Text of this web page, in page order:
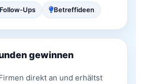
Follow-Ups Betreffideen
gewinnen
direkt an und erhältst